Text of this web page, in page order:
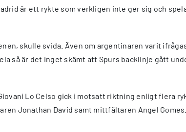
är ett rykte som verkligen inte ger sig och
skulle svida. Även om argentinaren varit
så är det inget skämt att Spurs backlinje gått
Lo Celso gick i motsatt riktning enligt flera
Jonathan David samt mittfältaren Angel